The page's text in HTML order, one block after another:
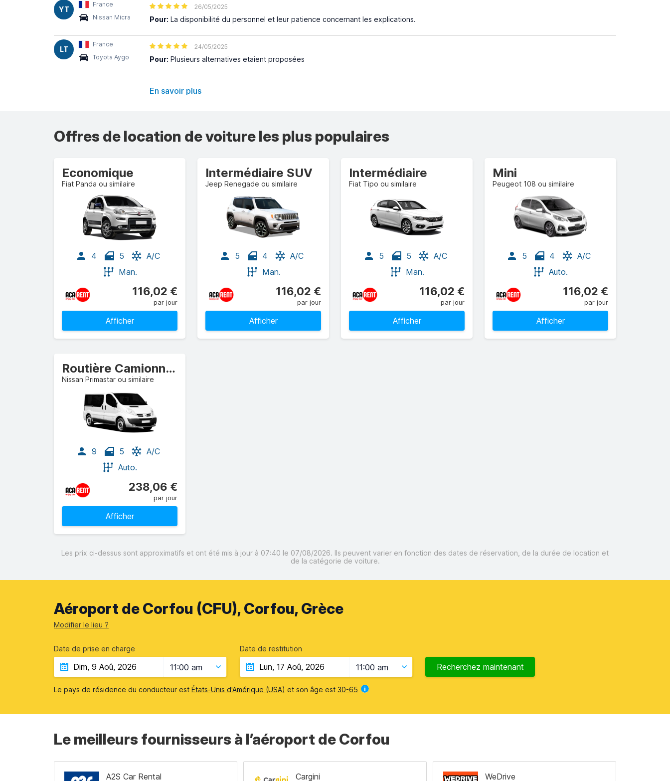
YT
France
Nissan Micra
26/05/2025
Pour: La disponibilité du personnel et leur patience concernant les explications.
LT
France
Toyota Aygo
24/05/2025
Pour: Plusieurs alternatives etaient proposées
En savoir plus
Offres de location de voiture les plus populaires
Economique
Fiat Panda ou similaire
4 5
A/C
Man.
116,02 €
par jour
Afficher
Intermédiaire SUV
Jeep Renegade ou similaire
5 4
A/C
Man.
116,02 €
par jour
Afficher
Intermédiaire
Fiat Tipo ou similaire
5 5
A/C
Man.
116,02 €
par jour
Afficher
Mini
Peugeot 108 ou similaire
5 4
A/C
Auto.
116,02 €
par jour
Afficher
Routière Camionnette
Nissan Primastar ou similaire
9 5
A/C
Auto.
238,06 €
par jour
Afficher
Les prix ci-dessus sont approximatifs et ont été mis à jour à 07:40 le 07/08/2026. Ils peuvent varier en fonction des dates de réservation, de la durée de location et
de la catégorie de voiture.
Aéroport de Corfou (CFU), Corfou, Grèce
Modifier le lieu ?
Date de prise en charge
11:00 am
Date de restitution
11:00 am Recherchez maintenant
Le pays de résidence du conducteur est États-Unis d'Amérique (USA) et son âge est 30-65
Le meilleurs fournisseurs à l’aéroport de Corfou
A2S Car Rental Cargini WeDrive